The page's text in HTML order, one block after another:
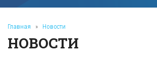
Главная » Новости
НОВОСТИ